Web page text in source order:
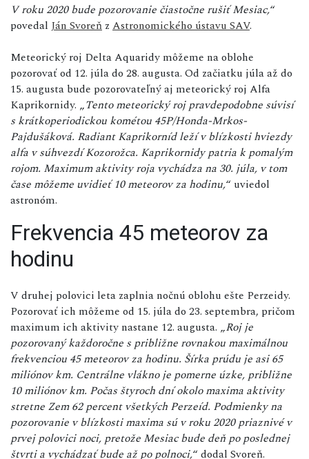
V roku 2020 bude pozorovanie čiastočne rušiť Mesiac,“
povedal Ján Svoreň z Astronomického ústavu SAV.
Meteorický roj Delta Aquaridy môžeme na oblohe
pozorovať od 12. júla do 28. augusta. Od začiatku júla až do
15. augusta bude pozorovateľný aj meteorický roj Alfa
Kaprikornidy. „Tento meteorický roj pravdepodobne súvisí
s krátkoperiodickou kométou 45P/Honda-Mrkos-
Pajdušáková. Radiant Kaprikorníd leží v blízkosti hviezdy
alfa v súhvezdí Kozorožca. Kaprikornidy patria k pomalým
rojom. Maximum aktivity roja vychádza na 30. júla, v tom
čase môžeme uvidieť 10 meteorov za hodinu,“ uviedol
astronóm.
Frekvencia 45 meteorov za
hodinu
V druhej polovici leta zaplnia nočnú oblohu ešte Perzeidy.
Pozorovať ich môžeme od 15. júla do 23. septembra, pričom
maximum ich aktivity nastane 12. augusta. „Roj je
pozorovaný každoročne s približne rovnakou maximálnou
frekvenciou 45 meteorov za hodinu. Šírka prúdu je asi 65
miliónov km. Centrálne vlákno je pomerne úzke, približne
10 miliónov km. Počas štyroch dní okolo maxima aktivity
stretne Zem 62 percent všetkých Perzeíd. Podmienky na
pozorovanie v blízkosti maxima sú v roku 2020 priaznivé v
prvej polovici noci, pretože Mesiac bude deň po poslednej
štvrti a vychádzať bude až po polnoci,“ dodal Svoreň.